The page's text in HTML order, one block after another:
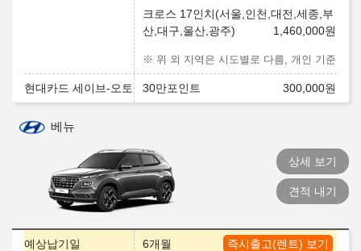
크로스 17인치(서울,인천,대전,세종,부
산,대구,울산,광주)
1,460,000원
※ 위 외 지역은 시도별로 다름, 개인 기준
현대카드 세이브-오토 30만포인트 300,000원
베뉴
상세 보기
견적 내기
즉시출고(렌트) 보기
예상납기일 6개월